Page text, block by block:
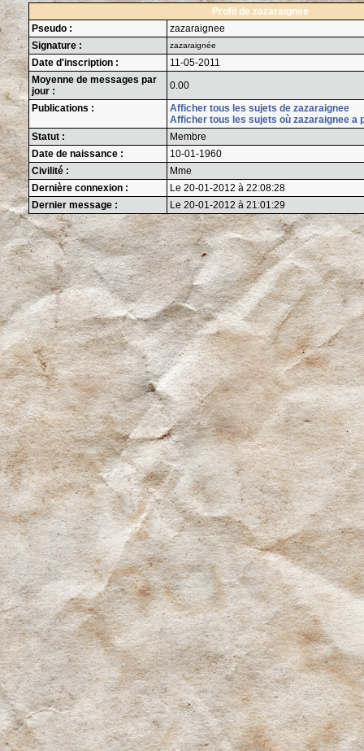
Profil de zazaraignee
Pseudo :
zazaraignee
Signature :
zazaraignée
Date d'inscription :
11-05-2011
Moyenne de messages par
jour :
0.00
Publications :
Afficher tous les sujets de zazaraignee
Afficher tous les sujets où zazaraignee a
Statut :
Membre
Date de naissance :
10-01-1960
Civilité :
Mme
Dernière connexion :
Le 20-01-2012 à 22:08:28
Dernier message :
Le 20-01-2012 à 21:01:29